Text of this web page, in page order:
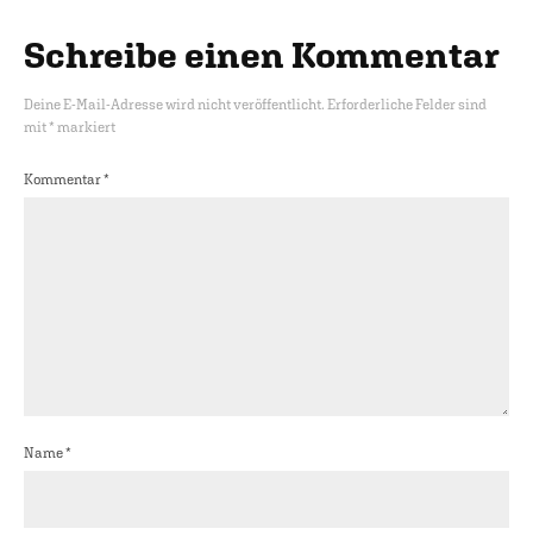
Schreibe einen Kommentar
Deine E-Mail-Adresse wird nicht veröffentlicht. Erforderliche Felder sind
mit* markiert
Kommentar*
Name*